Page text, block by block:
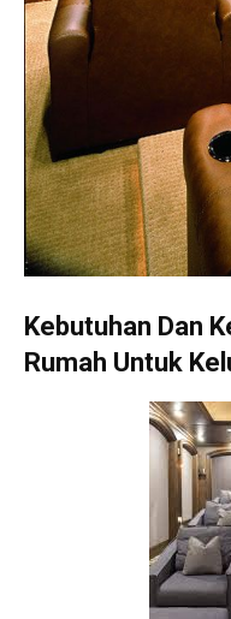
Kebutuhan Dan
Rumah Untuk